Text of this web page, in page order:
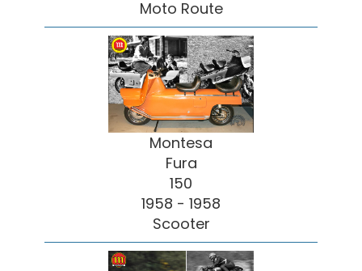
Moto Route
Montesa
Fura
150
1958 - 1958
Scooter